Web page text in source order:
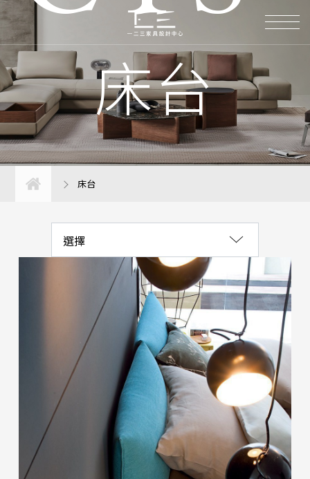
床台
床台
選擇
涼夏計畫｜優惠活動
沙發系列
椅子系列
桌子系列
臥室系列
床台
床頭櫃
床墊系列
櫃子系列
嬰幼系列
飾品系列
玩伴系列
地毯系列